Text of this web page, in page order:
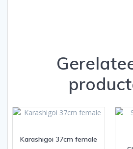
Karashigoi 37cm female